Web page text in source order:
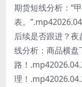
期货短线分析：“
表。
后续是否跟进？
线分析：商品横
路！
理！